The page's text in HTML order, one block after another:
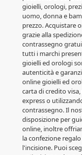
gioielli, orologi,
uomo, donna e
prezzo. Acquistare
grazie alla
contrassegno
tutti i marchi
gioielli ed orologi
autenticità e
online gioielli ed
carta di credito
express o
contrassegno. Il
disposizione per
online, inoltre
la confezione
l'incisione. Puoi